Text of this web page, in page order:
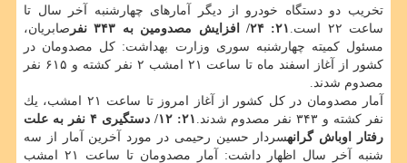
تخریب دو دستگاه خودرو از دیگر آمارهای چهارشنبه آخر سال تا
ساعت ۲۲ است.
۲۱: ۲۴/ افزایش مصدومین به ۳۴۳ نفر
صابریان،
مسئول كمیته چهارشنبه سوری وزارت بهداشت: كل مصدومان در
كشور از آغاز اسفند ماه تا ساعت ۲۱ امشب ۲ نفر كشته و ۶۱۵ نفر
مصدوم شدند.
آمار مصدومان در كل كشور از آغاز امروز تا ساعت ۲۱ امشب، یك
نفر كشته و ۳۴۳ نفر مصدوم شدند.
۲۱: ۱۲/ دستگیری ۴ نفر به علت
رفتار اوباش گرانهسردار حسین رحیمی در مورد آخرین آمار از سه
شنبه آخر سال اظهار داشت: آمار مصدومان تا ساعت ۲۱ امشب